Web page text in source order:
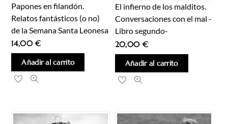
Papones en filandón.
Relatos fantásticos (o no)
de la Semana Santa Leonesa
14,00€
Añadir al carrito
El infierno de los malditos.
Conversaciones con el mal -
Libro segundo-
20,00 €
Añadir al carrito